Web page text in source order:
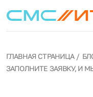
ГЛАВНАЯ СТРАНИЦА
ЗАПОЛНИТЕ ЗАЯВКУ, И